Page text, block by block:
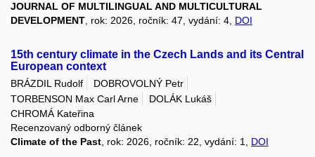
JOURNAL OF MULTILINGUAL AND MULTICULTURAL
DEVELOPMENT , rok: 2026, ročník: 47, vydání: 4, DOI
15th century climate in the Czech Lands and its Central
European context
BRÁZDIL Rudolf
DOBROVOLNÝ Petr
TORBENSON Max Carl Arne
DOLÁK Lukáš
CHROMÁ Kateřina
Recenzovaný odborný článek
Climate of the Past , rok: 2026, ročník: 22, vydání: 1, DOI